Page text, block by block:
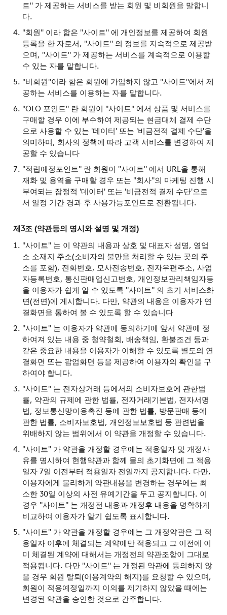
트" 가 제공하는 서비스를 받는 회원 및 비회원을 말합니
다.
"회원" 이라 함은 "사이트" 에 개인정보를 제공하여 회원
등록을 한 자로서, "사이트" 의 정보를 지속적으로 제공받
으며, "사이트" 가 제공하는 서비스를 계속적으로 이용할
수 있는 자를 말합니다.
"비회원"이라 함은 회원에 가입하지 않고 "사이트"에서 제
공하는 서비스를 이용하는 자를 말합니다.
"OLO 포인트" 란 회원이 "사이트" 에서 상품 및 서비스를
구매할 경우 이에 부수하여 제공되는 현금대체 결제 수단
으로 사용할 수 있는 '데이터' 또는 '비금전적 결제 수단'을
의미하며, 회사의 정책에 따라 고객 서비스를 변경하여 제
공할 수 있습니다
"적립예정포인트" 란 회원이 "사이트" 에서 URL을 통해
재화 및 용역을 구매할 경우 또는 "회사"의 마케팅 진행 시
부여되는 잠정적 '데이터' 또는 '비금전적 결제 수단'으로
서 일정 기간 경과 후 사용가능포인트로 전환됩니다.
제3조 (약관등의 명시와 설명 및 개정)
"사이트" 는 이 약관의 내용과 상호 및 대표자 성명, 영업
소 소재지 주소(소비자의 불만을 처리할 수 있는 곳의 주
소를 포함), 전화번호, 모사전송번호, 전자우편주소, 사업
자등록번호, 통신판매업신고번호, 개인정보관리책임자등
을 이용자가 쉽게 알 수 있도록 "사이트" 의 초기 서비스화
면(전면)에 게시합니다. 다만, 약관의 내용은 이용자가 연
결화면을 통하여 볼 수 있도록 할 수 있습니다
"사이트" 는 이용자가 약관에 동의하기에 앞서 약관에 정
하여져 있는 내용 중 청약철회, 배송책임, 환불조건 등과
같은 중요한 내용을 이용자가 이해할 수 있도록 별도의 연
결화면 또는 팝업화면 등을 제공하여 이용자의 확인을 구
하여야 합니다.
"사이트" 는 전자상거래 등에서의 소비자보호에 관한법
률, 약관의 규제에 관한 법률, 전자거래기본법, 전자서명
법, 정보통신망이용촉진 등에 관한 법률, 방문판매 등에
관한 법률, 소비자보호법, 개인정보보호법 등 관련법을
위배하지 않는 범위에서 이 약관을 개정할 수 있습니다.
"사이트" 가 약관을 개정할 경우에는 적용일자 및 개정사
유를 명시하여 현행약관과 함께 몰의 초기화면에 그 적용
일자 7일 이전부터 적용일자 전일까지 공지합니다. 다만,
이용자에게 불리하게 약관내용을 변경하는 경우에는 최
소한 30일 이상의 사전 유예기간을 두고 공지합니다. 이
경우 "사이트" 는 개정전 내용과 개정후 내용을 명확하게
비교하여 이용자가 알기 쉽도록 표시합니다.
"사이트" 가 약관을 개정할 경우에는 그 개정약관은 그 적
용일자 이후에 체결되는 계약에만 적용되고 그 이전에 이
미 체결된 계약에 대해서는 개정전의 약관조항이 그대로
적용됩니다. 다만 "사이트" 는 개정된 약관에 동의하지 않
을 경우 회원 탈퇴(이용계약의 해지)를 요청할 수 있으며,
회원이 적용예정일까지 이의를 제기하지 않았을 때에는
변경된 약관을 승인한 것으로 간주합니다.